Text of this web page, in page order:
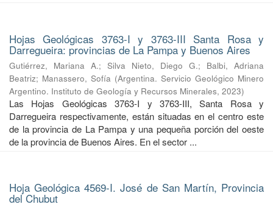
Hojas Geológicas 3763-I y 3763-III Santa Rosa y
Darregueira: provincias de La Pampa y Buenos Aires
Gutiérrez, Mariana A.; Silva Nieto, Diego G.; Balbi, Adriana
Beatriz; Manassero, Sofía (Argentina. Servicio Geológico Minero
Argentino. Instituto de Geología y Recursos Minerales, 2023)
Las Hojas Geológicas 3763-I y 3763-III, Santa Rosa y
Darregueira respectivamente, están situadas en el centro este
de la provincia de La Pampa y una pequeña porción del oeste
de la provincia de Buenos Aires. En el sector ...
Hoja Geológica 4569-I. José de San Martín, Provincia
del Chubut